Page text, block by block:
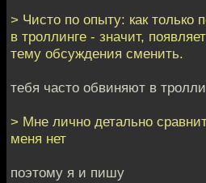
> Чисто по опыту: как только
в троллинге - значит,
тему обсуждения сменить.
тебя часто обвиняют в
> Мне лично детально
меня нет
поэтому я и пишу